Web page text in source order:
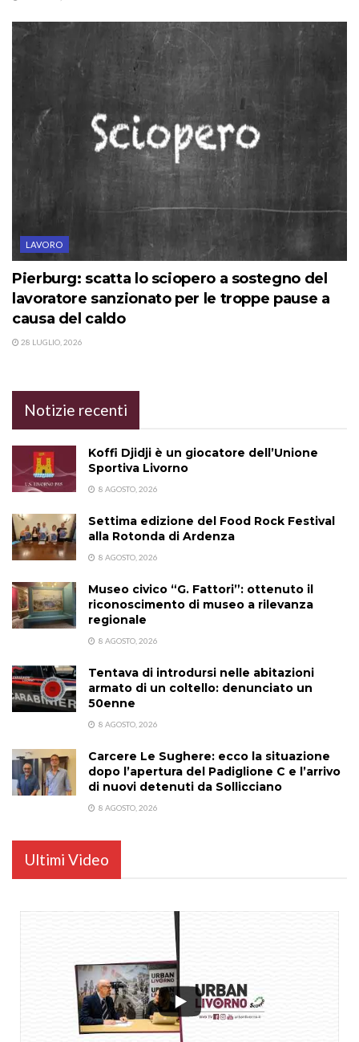
LAVORO
Pierburg: scatta lo sciopero a sostegno del
lavoratore sanzionato per le troppe pause a
causa del caldo
28 LUGLIO, 2026
Notizie recenti
Koffi Djidji è un giocatore dell’Unione
Sportiva Livorno
8 AGOSTO, 2026
Settima edizione del Food Rock Festival
alla Rotonda di Ardenza
8 AGOSTO, 2026
Museo civico “G. Fattori”: ottenuto il
riconoscimento di museo a rilevanza
regionale
8 AGOSTO, 2026
Tentava di introdursi nelle abitazioni
armato di un coltello: denunciato un
50enne
8 AGOSTO, 2026
Carcere Le Sughere: ecco la situazione
dopo l’apertura del Padiglione C e l’arrivo
di nuovi detenuti da Sollicciano
8 AGOSTO, 2026
Ultimi Video